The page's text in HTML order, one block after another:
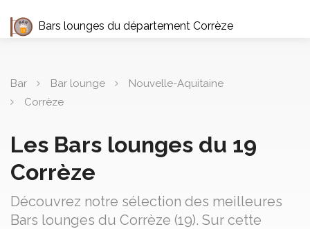
Bars lounges du département Corrèze
Bar Bar lounge
Nouvelle-Aquitaine
Corrèze
Les Bars lounges du 19
Corrèze
Découvrez notre sélection des meilleures
Bars lounges du Corrèze (19). Sur cette